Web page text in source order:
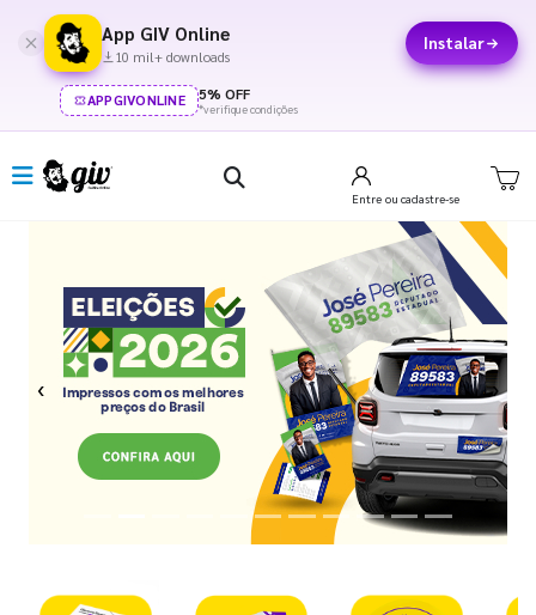
App GIV Online
10 mil+ downloads
Instalar
APPGIVONLINE 5% OFF
*verifique condições
Entre ou cadastre-se
Previous Next